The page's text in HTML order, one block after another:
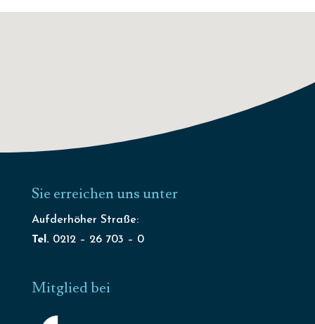
Sie erreichen uns unter
Aufderhöher Straße:
Tel. 0212 – 26 703 – 0
Mitglied bei